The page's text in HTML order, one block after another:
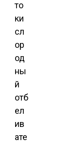
то
ки
сл
ор
од
ны
й
отб
ел
ив
ате